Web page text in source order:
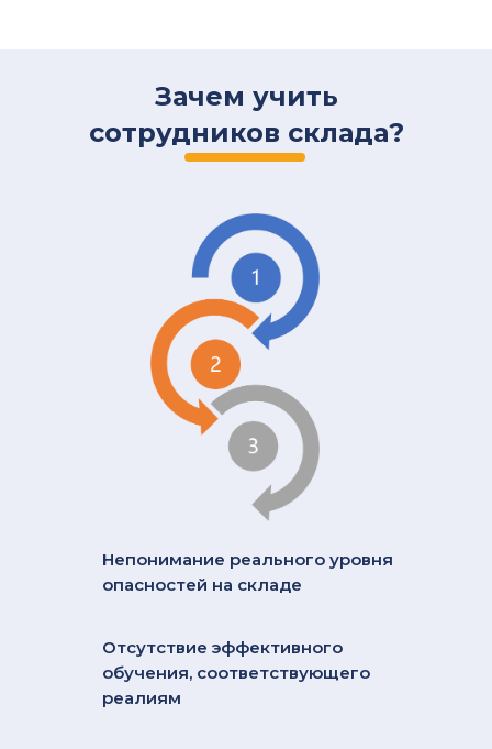
Зачем учить
сотрудников склада?
Непонимание реального уровня
опасностей на складе
Отсутствие эффективного
обучения, соответствующего
реалиям